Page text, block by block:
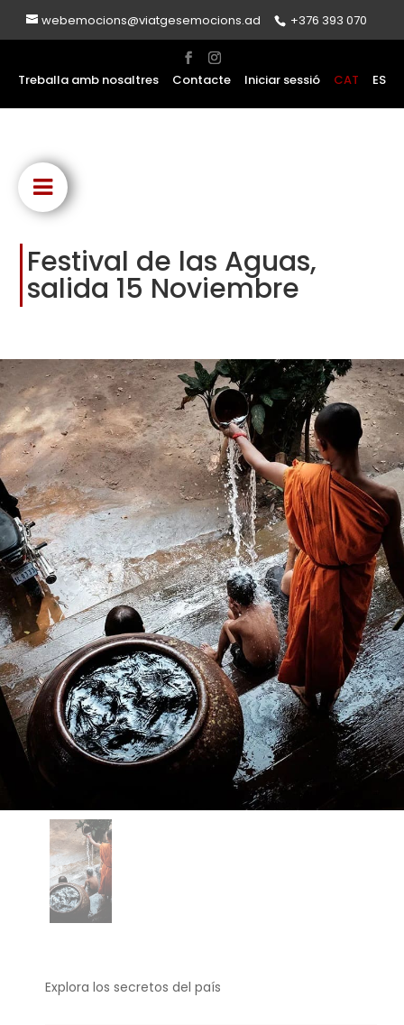
webemocions@viatgesemocions.ad +376 393 070
Treballa amb nosaltres Contacte Iniciar sessió CAT ES
Festival de las Aguas,
salida 15 Noviembre
Explora los secretos del país